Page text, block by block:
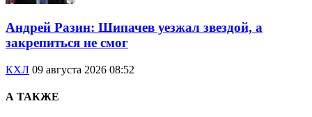
Андрей Разин: Шипачев уезжал звездой, а
закрепиться не смог
КХЛ 09 августа 2026 08:52
А ТАКЖЕ